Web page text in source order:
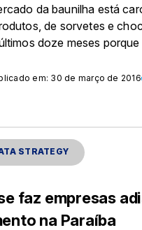
da baunilha está
de sorvetes e
doze meses
em: 30 de março de 2016
STRATEGY
faz empresas
na Paraíba